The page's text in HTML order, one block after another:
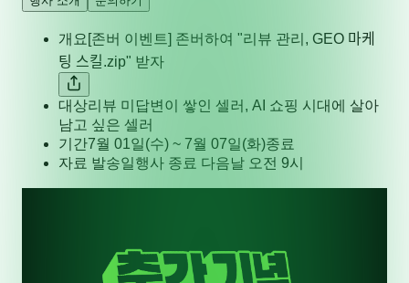
개요 [존버 이벤트] 존버하여 "리뷰 관리, GEO 마케
팅 스킬.zip" 받자
대상리뷰 미답변이 쌓인 셀러, AI 쇼핑 시대에 살아
남고 싶은 셀러
기간7월 01일(수) ~ 7월 07일(화)종료
자료 발송일행사 종료 다음날 오전 9시